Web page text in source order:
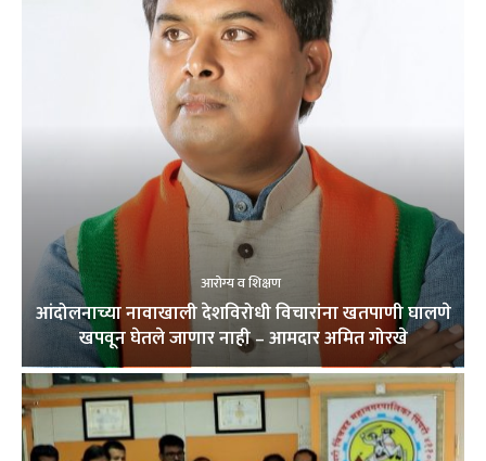
आरोग्य व शिक्षण
आंदोलनाच्या नावाखाली देशविरोधी विचारांना खतपाणी घालणे
खपवून घेतले जाणार नाही – आमदार अमित गोरखे